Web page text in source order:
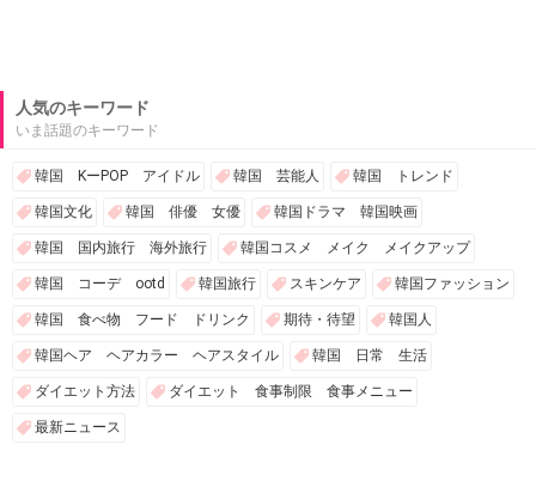
人気のキーワード
いま話題のキーワード
韓国 KーPOP アイドル 韓国 芸能人 韓国 トレンド
韓国文化 韓国 俳優 女優 韓国ドラマ 韓国映画
韓国 国内旅行 海外旅行 韓国コスメ メイク メイクアップ
韓国 コーデ ootd 韓国旅行 スキンケア 韓国ファッション
韓国 食べ物 フード ドリンク 期待・待望 韓国人
韓国ヘア ヘアカラー ヘアスタイル 韓国 日常 生活
ダイエット方法 ダイエット 食事制限 食事メニュー
最新ニュース